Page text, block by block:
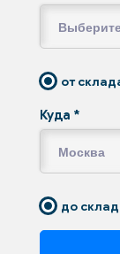
от
Куда *
до